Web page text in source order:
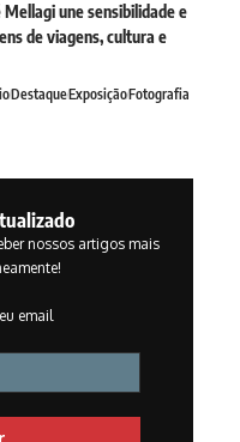
une sensibilidade e
de viagens, cultura e
DestaqueExposiçãoFotografia
nossos artigos mais
email